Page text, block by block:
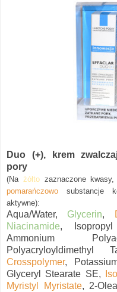
Duo (+), krem
pory
(Nażółtozaznaczone
pomarańczowo substancje
aktywne):
Aqua/Water, Glycerin,
Niacinamide,
Ammonium
Polyacryloyldimethyl
Crosspolymer,
Glyceryl Stearate SE,
Myristyl Myristate, 2-